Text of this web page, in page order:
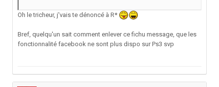
Oh le tricheur, j'vais te dénoncé à R*
Bref, quelqu'un sait comment enlever ce fichu message, que les
fonctionnalité facebook ne sont plus dispo sur Ps3 svp